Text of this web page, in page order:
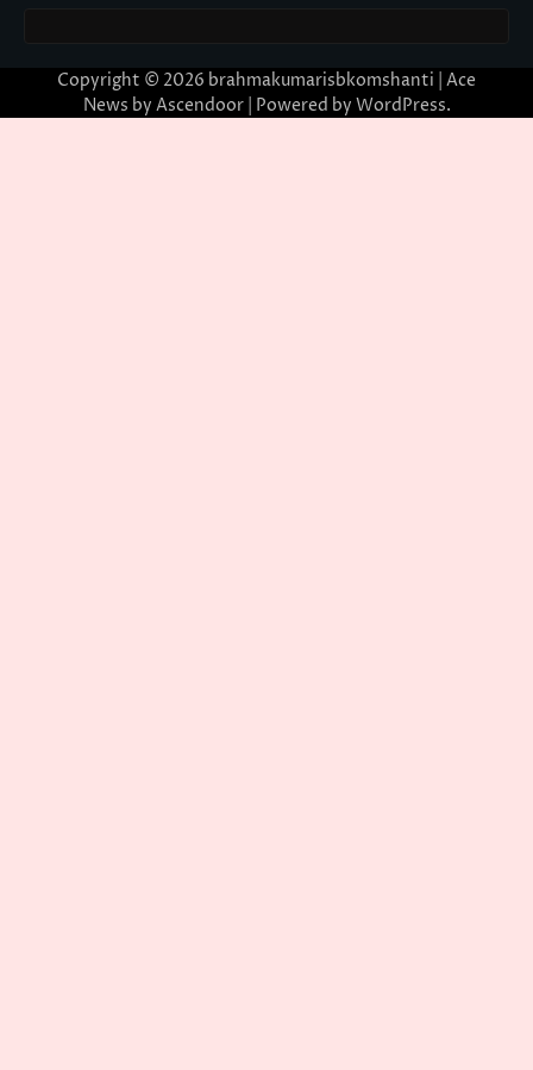
Copyright © 2026 brahmakumarisbkomshanti | Ace
News by Ascendoor| Powered by WordPress.